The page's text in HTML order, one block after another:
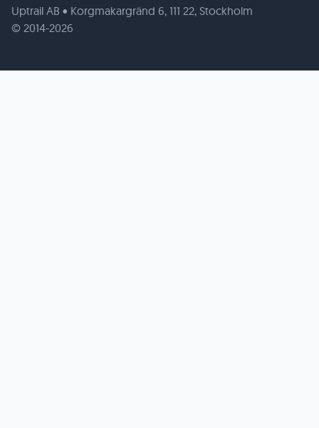
Uptrail AB • Korgmakargränd 6, 111 22, Stockholm
© 2014-2026